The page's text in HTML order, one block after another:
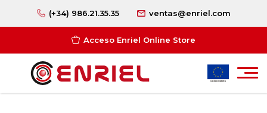
(+34) 986.21.35.35 ventas@enriel.com
Acceso Enriel Online Store